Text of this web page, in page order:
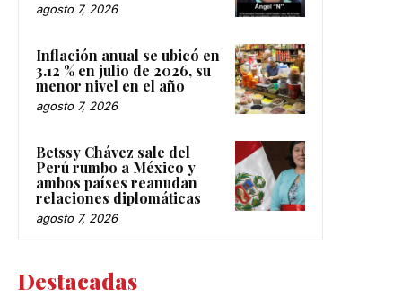
agosto 7, 2026
Inflación anual se ubicó en
3.12 % en julio de 2026, su
menor nivel en el año
agosto 7, 2026
Betssy Chávez sale del
Perú rumbo a México y
ambos países reanudan
relaciones diplomáticas
agosto 7, 2026
Destacadas